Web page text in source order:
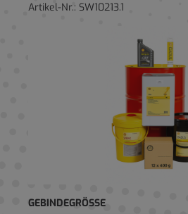
Artikel-Nr.: SW10213.1
GEBINDEGRÖSSE